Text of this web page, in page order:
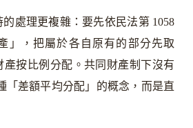
處理更複雜：要先依民法第 1058
」，把屬於各自原有的部分先取
產按比例分配。共同財產制下沒有
「差額平均分配」的概念，而是直